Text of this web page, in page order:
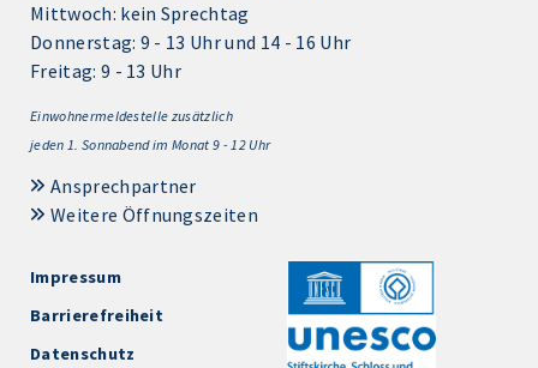
Mittwoch: kein Sprechtag
Donnerstag: 9 - 13 Uhr und 14 - 16 Uhr
Freitag: 9 - 13 Uhr
Einwohnermeldestelle zusätzlich
jeden 1. Sonnabend im Monat 9 - 12 Uhr
Ansprechpartner
Weitere Öffnungszeiten
Impressum
Barrierefreiheit
Datenschutz